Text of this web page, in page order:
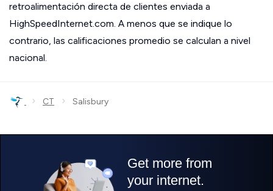
retroalimentación directa de clientes enviada a
HighSpeedInternet.com. A menos que se indique lo
contrario, las calificaciones promedio se calculan a nivel
nacional.
› CT › Salisbury